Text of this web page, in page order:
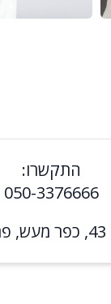
התקשרו:
050-3376666